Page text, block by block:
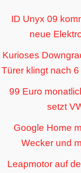
ID Unyx 09
neue
Kurioses
Türer klingt nach
99 Euro
setzt
Google Home
Wecker und
Leapmotor auf